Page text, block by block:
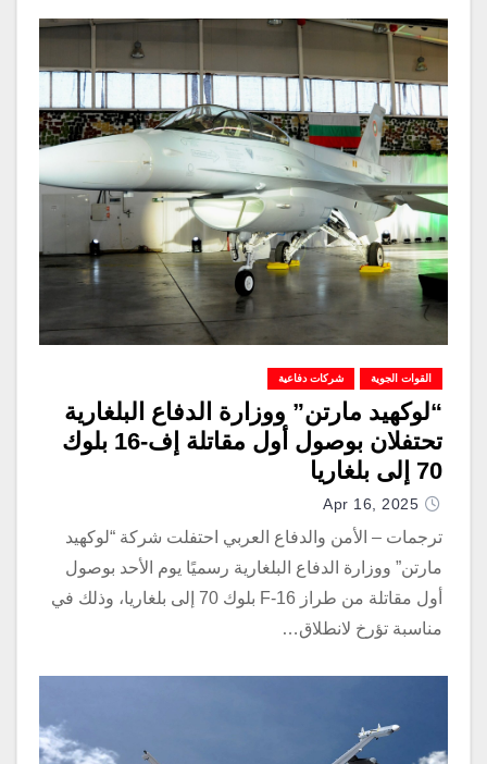
القوات الجوية شركات دفاعية
“لوكهيد مارتن” ووزارة الدفاع البلغارية
تحتفلان بوصول أول مقاتلة إف-16 بلوك
70 إلى بلغاريا
Apr 16, 2025
ترجمات – الأمن والدفاع العربي احتفلت شركة “لوكهيد
مارتن” ووزارة الدفاع البلغارية رسميًا يوم الأحد بوصول
أول مقاتلة من طراز F-16 بلوك 70 إلى بلغاريا، وذلك في
مناسبة تؤرخ لانطلاق…